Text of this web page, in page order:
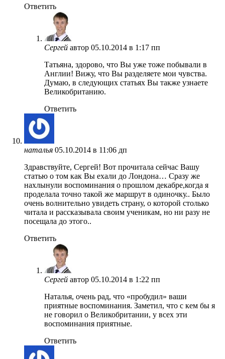
Ответить
Сергей автор 05.10.2014 в 1:17 пп
Татьяна, здорово, что Вы уже тоже побывали в
Англии! Вижу, что Вы разделяете мои чувства.
Думаю, в следующих статьях Вы также узнаете
Великобританию.
Ответить
наталья 05.10.2014 в 11:06 дп
Здравствуйте, Сергей! Вот прочитала сейчас Вашу
статью о том как Вы ехали до Лондона… Сразу же
нахлынули воспоминания о прошлом декабре,когда я
проделала точно такой же маршрут в одиночку.. Было
очень волнительно увидеть страну, о которой столько
читала и рассказывала своим ученикам, но ни разу не
посещала до этого..
Ответить
Сергей автор 05.10.2014 в 1:22 пп
Наталья, очень рад, что «пробудил» ваши
приятные воспоминания. Заметил, что с кем бы я
не говорил о Великобритании, у всех эти
воспоминания приятные.
Ответить